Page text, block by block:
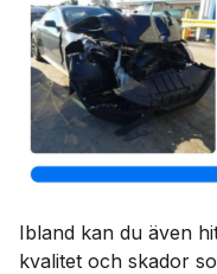
Ibland kan du även
kvalitet och skador